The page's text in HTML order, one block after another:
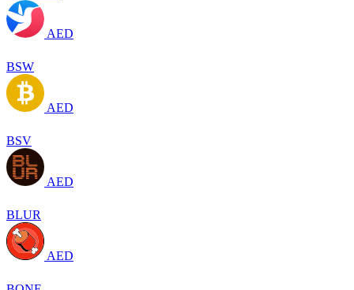
AED
BSW
AED
BSV
AED
BLUR
AED